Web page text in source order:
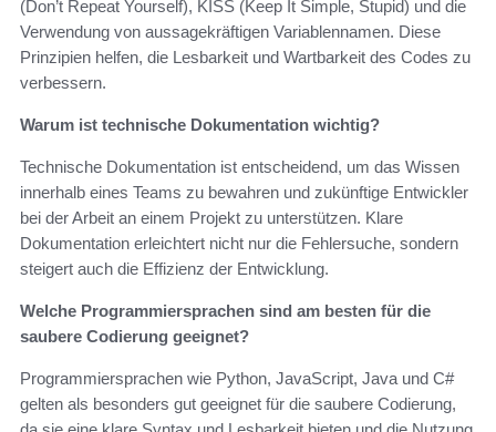
(Don’t Repeat Yourself), KISS (Keep It Simple, Stupid) und die
Verwendung von aussagekräftigen Variablennamen. Diese
Prinzipien helfen, die Lesbarkeit und Wartbarkeit des Codes zu
verbessern.
Warum ist technische Dokumentation wichtig?
Technische Dokumentation ist entscheidend, um das Wissen
innerhalb eines Teams zu bewahren und zukünftige Entwickler
bei der Arbeit an einem Projekt zu unterstützen. Klare
Dokumentation erleichtert nicht nur die Fehlersuche, sondern
steigert auch die Effizienz der Entwicklung.
Welche Programmiersprachen sind am besten für die
saubere Codierung geeignet?
Programmiersprachen wie Python, JavaScript, Java und C#
gelten als besonders gut geeignet für die saubere Codierung,